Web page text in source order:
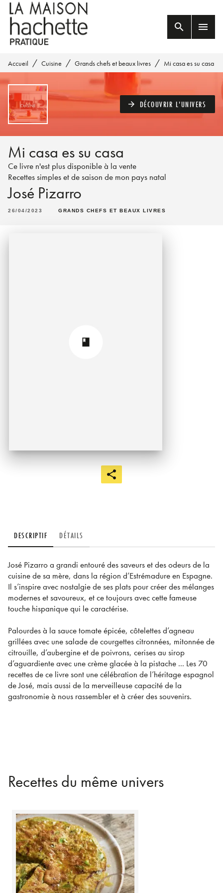
MENU RECHERCHE
PIED DE PAGE
search menu
Accueil / Cuisine / Grands chefs et beaux livres / Mi casa es su casa
arrow_forward DÉCOUVRIR L'UNIVERS
Mi casa es su casa
Ce livre n'est plus disponible à la vente
Recettes simples et de saison de mon pays natal
José Pizarro
26/04/2023 GRANDS CHEFS ET BEAUX LIVRES
DESCRIPTIF DÉTAILS
José Pizarro a grandi entouré des saveurs et des odeurs de la
cuisine de sa mère, dans la région d’Estrémadure en Espagne.
Il s’inspire avec nostalgie de ses plats pour créer des mélanges
modernes et savoureux, et ce toujours avec cette fameuse
touche hispanique qui le caractérise.
Palourdes à la sauce tomate épicée, côtelettes d’agneau
grillées avec une salade de courgettes citronnées, mitonnée de
citrouille, d’aubergine et de poivrons, cerises au sirop
d’aguardiente avec une crème glacée à la pistache ... Les 70
recettes de ce livre sont une célébration de l’héritage espagnol
de José, mais aussi de la merveilleuse capacité de la
gastronomie à nous rassembler et à créer des souvenirs.
Recettes du même univers